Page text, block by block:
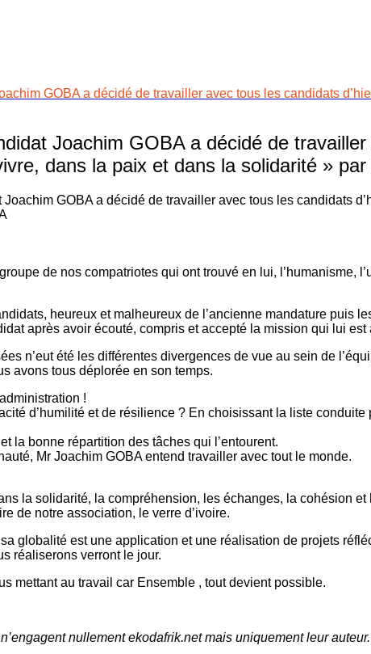
GOBA a décidé de travailler avec tous les candidats
Joachim GOBA a décidé de
dans la paix et dans la solidarité »
de nos compatriotes qui ont trouvé en lui,
heureux et malheureux de l’ancienne mandature puis
après avoir écouté, compris et accepté la mission qui lui
n’eut été les différentes divergences de vue au sein de
avons tous déplorée en son temps.
!
d’humilité et de résilience ? En choisissant la liste
la bonne répartition des tâches qui l’entourent.
Mr Joachim GOBA entend travailler avec tout le monde.
la solidarité, la compréhension, les échanges, la cohésion
de notre association, le verre d’ivoire.
globalité est une application et une réalisation de projets
réaliserons verront le jour.
mettant au travail car Ensemble , tout devient possible.
nullement ekodafrik.net mais uniquement leur auteur.